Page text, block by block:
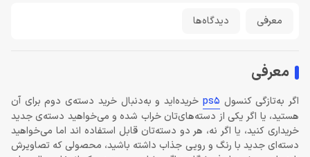
معرفی دیدگاه‌ها
معرفی
اگر به‌تازگی کنسول ps5 خریده‌اید و به‌دنبال خرید دسته‌ی دوم برای آن
هستید، یا اگر یکی از دسته‌های‌تان خراب شده و می‌خواهید دسته‌ی جدید
خریداری کنید، یا اگر نه، هر دو دسته‌تان قابل استفاده اند اما می‌خواهید
دسته‌ای جدید با رنگ و رویی جذاب داشته باشید، محصولی که تصاویرش